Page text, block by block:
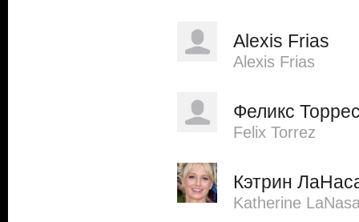
Alexis Frias
Alexis Frias
Феликс
Felix Torrez
Кэтрин
Katherine